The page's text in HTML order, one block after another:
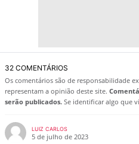
32 COMENTÁRIOS
Os comentários são de responsabilidade
representam a opinião deste site.
serão publicados. Se identificar algo que
LUIZ CARLOS
5 de julho de 2023